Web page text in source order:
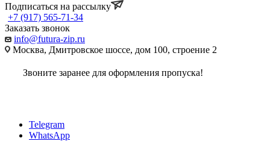
Подписаться на рассылку
+7 (917) 565-71-34
Заказать звонок
info@futura-zip.ru
Москва, Дмитровское шоссе, дом 100, строение 2
Звоните заранее для оформления пропуска!
Telegram
WhatsApp